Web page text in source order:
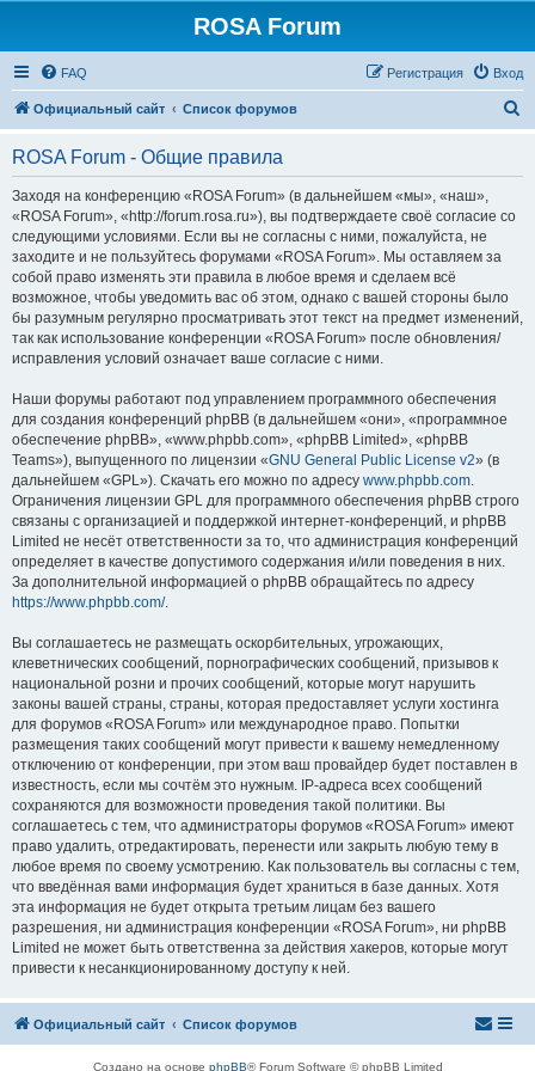
ROSA Forum
FAQ Вход
Регистрация
Официальный сайт Список форумов
ROSA Forum - Общие правила
Заходя на конференцию «ROSA Forum» (в дальнейшем «мы», «наш»,
«ROSA Forum», «http://forum.rosa.ru»), вы подтверждаете своё согласие со
следующими условиями. Если вы не согласны с ними, пожалуйста, не
заходите и не пользуйтесь форумами «ROSA Forum». Мы оставляем за
собой право изменять эти правила в любое время и сделаем всё
возможное, чтобы уведомить вас об этом, однако с вашей стороны было
бы разумным регулярно просматривать этот текст на предмет изменений,
так как использование конференции «ROSA Forum» после обновления/
исправления условий означает ваше согласие с ними.
Наши форумы работают под управлением программного обеспечения
для создания конференций phpBB (в дальнейшем «они», «программное
обеспечение phpBB», «www.phpbb.com», «phpBB Limited», «phpBB
Teams»), выпущенного по лицензии «GNU General Public License v2» (в
дальнейшем «GPL»). Скачать его можно по адресу www.phpbb.com.
Ограничения лицензии GPL для программного обеспечения phpBB строго
связаны с организацией и поддержкой интернет-конференций, и phpBB
Limited не несёт ответственности за то, что администрация конференций
определяет в качестве допустимого содержания и/или поведения в них.
За дополнительной информацией о phpBB обращайтесь по адресу
https://www.phpbb.com/.
Вы соглашаетесь не размещать оскорбительных, угрожающих,
клеветнических сообщений, порнографических сообщений, призывов к
национальной розни и прочих сообщений, которые могут нарушить
законы вашей страны, страны, которая предоставляет услуги хостинга
для форумов «ROSA Forum» или международное право. Попытки
размещения таких сообщений могут привести к вашему немедленному
отключению от конференции, при этом ваш провайдер будет поставлен в
известность, если мы сочтём это нужным. IP-адреса всех сообщений
сохраняются для возможности проведения такой политики. Вы
соглашаетесь с тем, что администраторы форумов «ROSA Forum» имеют
право удалить, отредактировать, перенести или закрыть любую тему в
любое время по своему усмотрению. Как пользователь вы согласны с тем,
что введённая вами информация будет храниться в базе данных. Хотя
эта информация не будет открыта третьим лицам без вашего
разрешения, ни администрация конференции «ROSA Forum», ни phpBB
Limited не может быть ответственна за действия хакеров, которые могут
привести к несанкционированному доступу к ней.
Официальный сайт Список форумов
Создано на основе phpBB® Forum Software © phpBB Limited